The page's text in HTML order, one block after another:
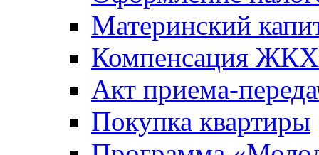
Материнский
Компенсация ЖКХ
Акт приема-
Покупка квартиры